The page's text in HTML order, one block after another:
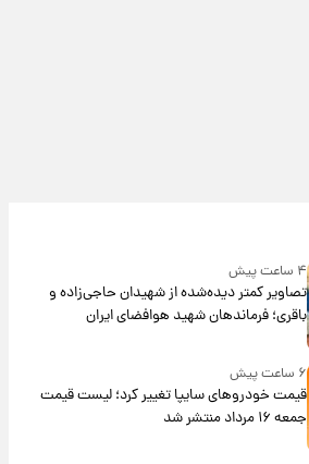
۴ ساعت پیش
تصاویر کمتر دیده‌شده از شهیدان حاجی‌زاده و
باقری؛ فرماندهان شهید هوافضای ایران
۶ ساعت پیش
قیمت خودروهای سایپا تغییر کرد؛ لیست قیمت
جمعه ۱۶ مرداد منتشر شد